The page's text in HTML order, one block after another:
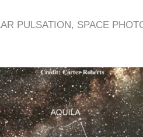
PULSATION, SPACE